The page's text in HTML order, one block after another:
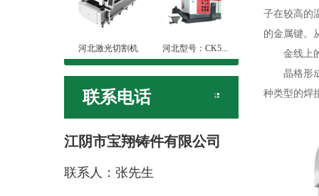
河北激光切割机 河北型号：CK5...
联系电话
江阴市宝翔铸件有限公司
联系人：张先生
子在较高的
的金属键。
金线上的
晶格形成
种类型的焊